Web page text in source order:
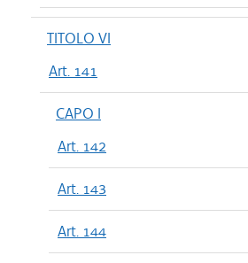
TITOLO VI
Art. 141
CAPO I
Art. 142
Art. 143
Art. 144